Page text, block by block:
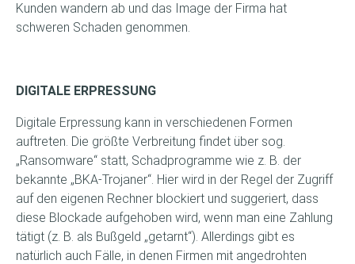
Kunden wandern ab und das Image der Firma hat
schweren Schaden genommen.
DIGITALE ERPRESSUNG
Digitale Erpressung kann in verschiedenen Formen
auftreten. Die größte Verbreitung findet über sog.
„Ransomware“ statt, Schadprogramme wie z. B. der
bekannte „BKA-Trojaner“. Hier wird in der Regel der Zugriff
auf den eigenen Rechner blockiert und suggeriert, dass
diese Blockade aufgehoben wird, wenn man eine Zahlung
tätigt (z. B. als Bußgeld „getarnt“). Allerdings gibt es
natürlich auch Fälle, in denen Firmen mit angedrohten